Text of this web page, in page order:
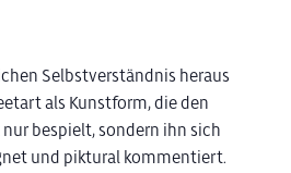
Selbstverständnis heraus
als Kunstform, die den
bespielt, sondern ihn sich
und piktural kommentiert.